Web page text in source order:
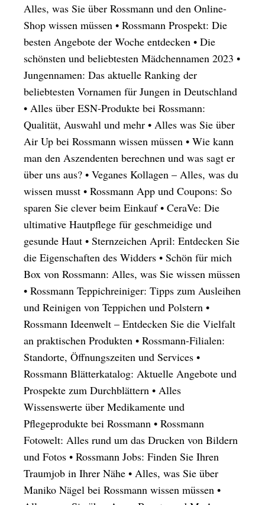
Alles, was Sie über Rossmann und den Online-
Shop wissen müssen • Rossmann Prospekt: Die
besten Angebote der Woche entdecken • Die
schönsten und beliebtesten Mädchennamen 2023 •
Jungennamen: Das aktuelle Ranking der
beliebtesten Vornamen für Jungen in Deutschland
• Alles über ESN-Produkte bei Rossmann:
Qualität, Auswahl und mehr • Alles was Sie über
Air Up bei Rossmann wissen müssen • Wie kann
man den Aszendenten berechnen und was sagt er
über uns aus? • Veganes Kollagen – Alles, was du
wissen musst • Rossmann App und Coupons: So
sparen Sie clever beim Einkauf• CeraVe: Die
ultimative Hautpflege für geschmeidige und
gesunde Haut • Sternzeichen April: Entdecken Sie
die Eigenschaften des Widders • Schön für mich
Box von Rossmann: Alles, was Sie wissen müssen
• Rossmann Teppichreiniger: Tipps zum Ausleihen
und Reinigen von Teppichen und Polstern •
Rossmann Ideenwelt – Entdecken Sie die Vielfalt
an praktischen Produkten • Rossmann-Filialen:
Standorte, Öffnungszeiten und Services •
Rossmann Blätterkatalog: Aktuelle Angebote und
Prospekte zum Durchblättern • Alles
Wissenswerte über Medikamente und
Pflegeprodukte bei Rossmann • Rossmann
Fotowelt: Alles rund um das Drucken von Bildern
und Fotos • Rossmann Jobs: Finden Sie Ihren
Traumjob in Ihrer Nähe • Alles, was Sie über
Maniko Nägel bei Rossmann wissen müssen •